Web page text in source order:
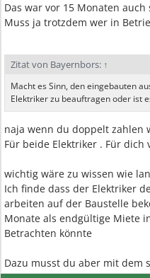
Das war vor 15 Monaten auch
Muss ja trotzdem wer in
Zitat von Bayernbors: ↑
Macht es Sinn, den eingebauten
Elektriker zu beauftragen oder ist
naja wenn du doppelt zahlen
Für beide Elektriker . Für
wichtig wäre zu wissen wie
Ich finde dass der Elektriker
arbeiten auf der Baustelle
Monate als endgültige Miete
Betrachten könnte
Dazu musst du aber mit dem